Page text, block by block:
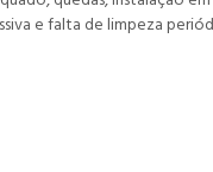
e falta de limpeza